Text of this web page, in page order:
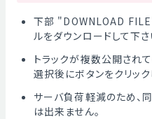
下部 "DOWNLOAD FILE"
ルをダウンロードして下さ
トラックが複数公開され
選択後にボタンをクリック
サーバ負荷軽減のため、
は出来ません。